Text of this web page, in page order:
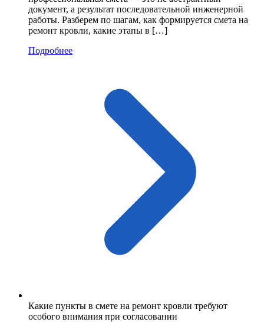
документ, а результат последовательной инженерной
работы. Разберем по шагам, как формируется смета на
ремонт кровли, какие этапы в […]
Подробнее
Какие пункты в смете на ремонт кровли требуют
особого внимания при согласовании